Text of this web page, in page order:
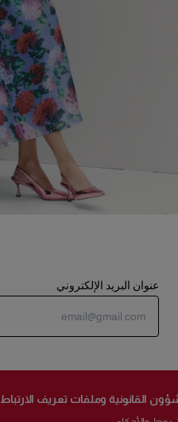
عنوان البريد الإلكتروني
القانونية وملفات تعريف الارتباط